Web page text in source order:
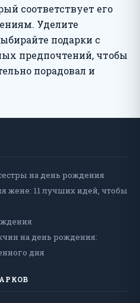
соответствует его
Уделите
подарки с
предпочтений, чтобы
порадовал и
на день рождения
жене: 11 лучших идей, чтобы
на день рождения:
дня